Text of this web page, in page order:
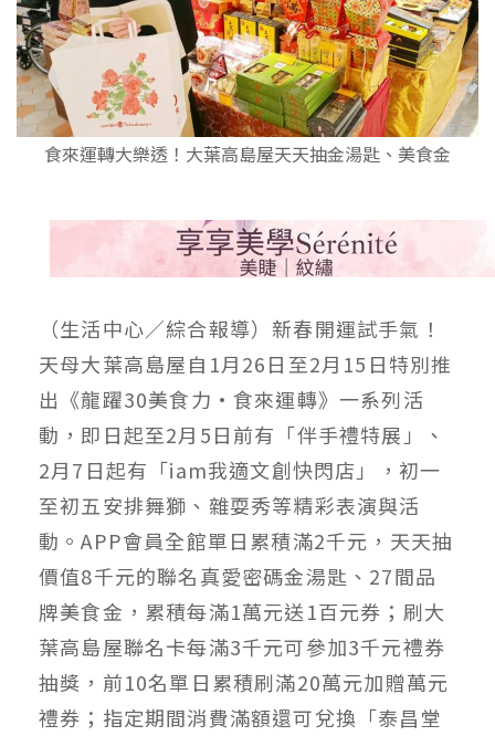
食來運轉大樂透！大葉高島屋天天抽金湯匙、美食金
（生活中心／綜合報導）新春開運試手氣！
天母大葉高島屋自1月26日至2月15日特別推
出《龍躍30美食力•食來運轉》一系列活
動，即日起至2月5日前有「伴手禮特展」、
2月7日起有「iam我適文創快閃店」，初一
至初五安排舞獅、雜耍秀等精彩表演與活
動。APP會員全館單日累積滿2千元，天天抽
價值8千元的聯名真愛密碼金湯匙、27間品
牌美食金，累積每滿1萬元送1百元券；刷大
葉高島屋聯名卡每滿3千元可參加3千元禮券
抽獎，前10名單日累積刷滿20萬元加贈萬元
禮券；指定期間消費滿額還可兌換「泰昌堂